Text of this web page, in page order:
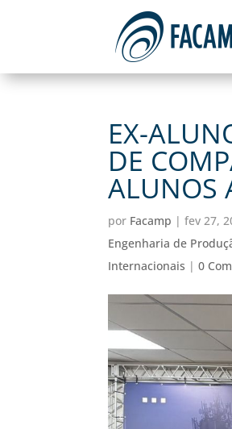
EX-
DE
ALUNOS
por Facamp |fev 27,
Engenharia de
Internacionais |0